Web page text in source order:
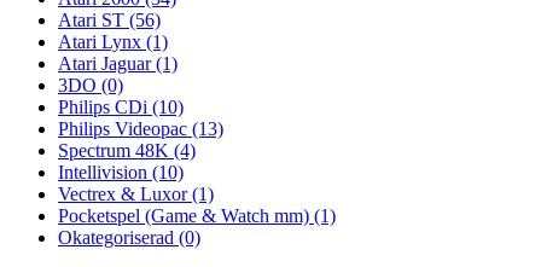
Atari ST (56)
Atari Lynx (1)
Atari Jaguar(1)
3DO (0)
Philips CDi (10)
Philips Videopac (13)
Spectrum 48K (4)
Intellivision (10)
Vectrex & Luxor(1)
Pocketspel (Game & Watch mm) (1)
Okategoriserad (0)